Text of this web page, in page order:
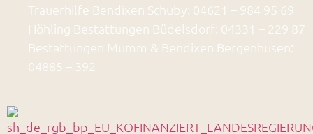
Trauerhilfe Bendixen Schuby: 04621 – 984 95 69
Höhling Bestattungen Büdelsdorf: 04331 – 229 87
Bestattungen Mumm & Bendixen Bergenhusen:
04885 – 392